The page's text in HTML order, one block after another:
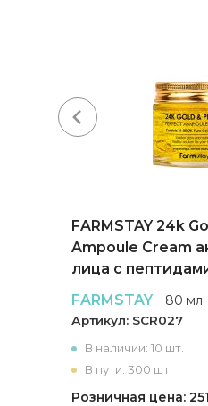
FARMSTAY 24k
Ampoule Cream
лица с
FARMSTAY
80 мл
Артикул: SCR027
В наличии: 10 шт.
В пути: 300 шт.
Розничная цена: